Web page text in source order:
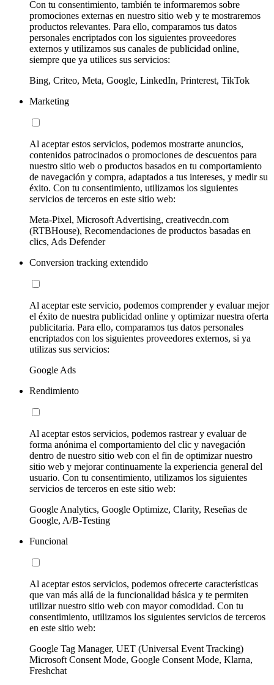
Con tu consentimiento, también te informaremos sobre
promociones externas en nuestro sitio web y te mostraremos
productos relevantes. Para ello, comparamos tus datos
personales encriptados con los siguientes proveedores
externos y utilizamos sus canales de publicidad online,
siempre que ya utilices sus servicios:
Bing, Criteo, Meta, Google, LinkedIn, Printerest, TikTok
Marketing
Al aceptar estos servicios, podemos mostrarte anuncios,
contenidos patrocinados o promociones de descuentos para
nuestro sitio web o productos basados en tu comportamiento
de navegación y compra, adaptados a tus intereses, y medir su
éxito. Con tu consentimiento, utilizamos los siguientes
servicios de terceros en este sitio web:
Meta-Pixel, Microsoft Advertising, creativecdn.com
(RTBHouse), Recomendaciones de productos basadas en
clics, Ads Defender
Conversion tracking extendido
Al aceptar este servicio, podemos comprender y evaluar mejor
el éxito de nuestra publicidad online y optimizar nuestra oferta
publicitaria. Para ello, comparamos tus datos personales
encriptados con los siguientes proveedores externos, si ya
utilizas sus servicios:
Google Ads
Rendimiento
Al aceptar estos servicios, podemos rastrear y evaluar de
forma anónima el comportamiento del clic y navegación
dentro de nuestro sitio web con el fin de optimizar nuestro
sitio web y mejorar continuamente la experiencia general del
usuario. Con tu consentimiento, utilizamos los siguientes
servicios de terceros en este sitio web:
Google Analytics, Google Optimize, Clarity, Reseñas de
Google, A/B-Testing
Funcional
Al aceptar estos servicios, podemos ofrecerte características
que van más allá de la funcionalidad básica y te permiten
utilizar nuestro sitio web con mayor comodidad. Con tu
consentimiento, utilizamos los siguientes servicios de terceros
en este sitio web:
Google Tag Manager, UET (Universal Event Tracking)
Microsoft Consent Mode, Google Consent Mode, Klarna,
Freshchat